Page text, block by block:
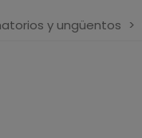
y ungüentos >